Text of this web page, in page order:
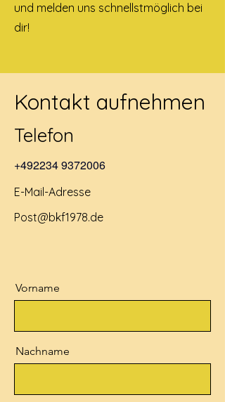
und melden uns schnellstmöglich bei
dir!
Kontakt aufnehmen
Telefon
+492234 9372006
E-Mail-Adresse
Post@bkf1978.de
Vorname
Nachname